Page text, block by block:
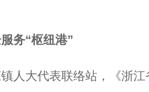
务“枢纽港”
大代表联络站，《浙江